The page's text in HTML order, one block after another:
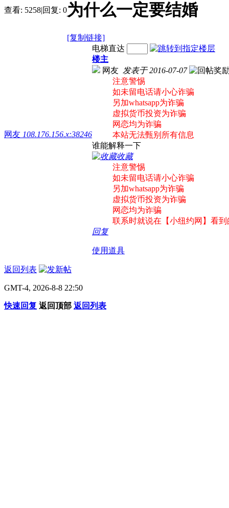
查看: 5258|回复: 0为什么一定要结婚
[复制链接]
网友 108.176.156.x:38246
电梯直达
楼主
网友 发表于 2016-07-07
注意警惕
如未留电话请小心诈骗
另加whatsapp为诈骗
虚拟货币投资为诈骗
网恋均为诈骗
本站无法甄别所有信息
谁能解释一下
收藏
注意警惕
如未留电话请小心诈骗
另加whatsapp为诈骗
虚拟货币投资为诈骗
网恋均为诈骗
联系时就说在【小纽约网】看到
回复
使用道具
返回列表
GMT-4, 2026-8-8 22:50
快速回复 返回顶部 返回列表